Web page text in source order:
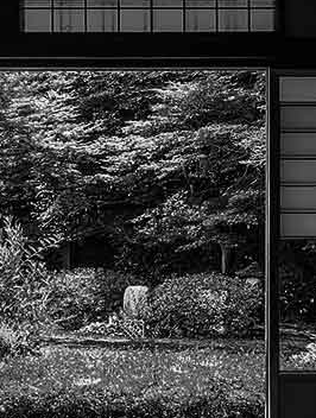
Exporter les lignes sélectionnées
Exporter uniquement les colonnes
Menu
?>
Images de la page d'accueil
Cliquez pour éditer
Texte, bouton et/ou inscription à la
Cliquez pour éditer
Académie
Martiaux